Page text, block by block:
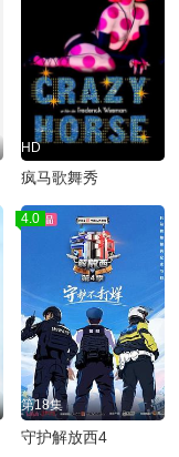
HD
疯马歌舞秀
4.0
第18集
守护解放西4